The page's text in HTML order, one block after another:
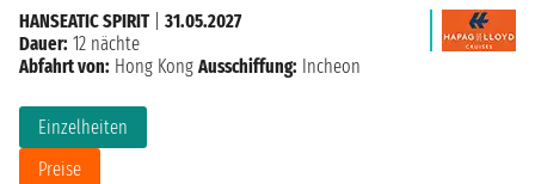
Einzelheiten
Preise
HANSEATIC SPIRIT| 31.05.2027
Dauer: 12 nächte
Abfahrt von: Hong Kong Ausschiffung: Incheon